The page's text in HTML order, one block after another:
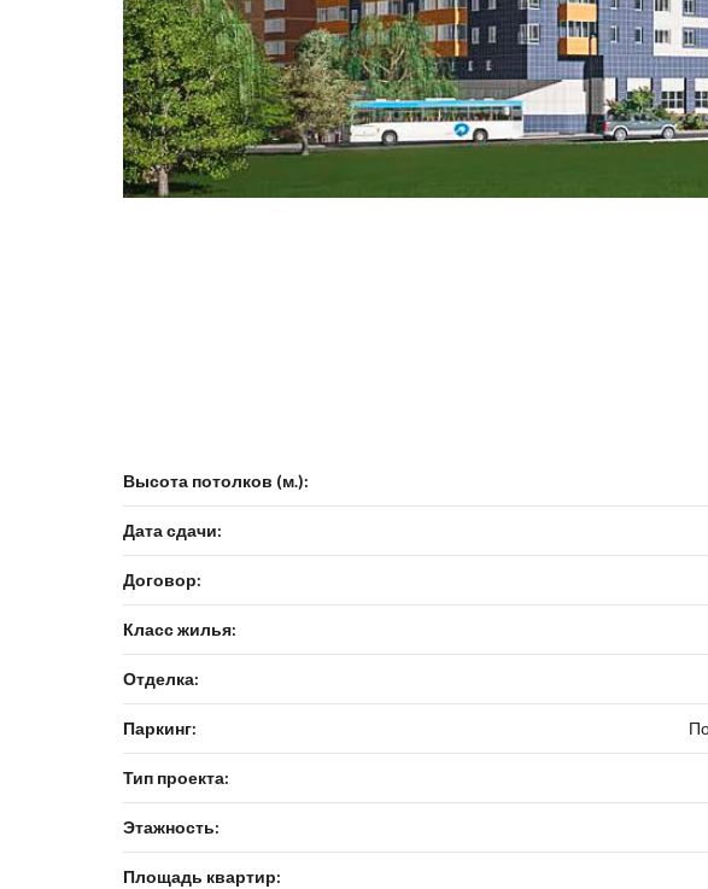
Высота потолков (м.):
Дата сдачи:
Договор:
Класс жилья:
Отделка:
Паркинг:
Тип проекта:
Этажность:
Площадь квартир: